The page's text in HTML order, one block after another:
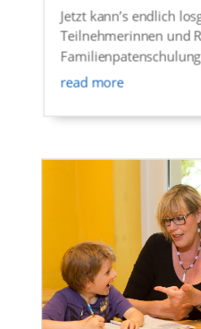
Jetzt kann’s endlich
Teilnehmerinnen und
read more